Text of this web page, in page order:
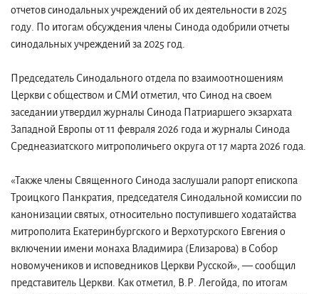
отчетов синодальных учреждений об их деятельности в 2025
году. По итогам обсуждения члены Синода одобрили отчеты
синодальных учреждений за 2025 год.
Председатель Синодального отдела по взаимоотношениям
Церкви с обществом и СМИ отметил, что Синод на своем
заседании утвердил журналы Синода Патриаршего экзархата
Западной Европы от 11 февраля 2026 года и журналы Синода
Среднеазиатского митрополичьего округа от 17 марта 2026 года.
«Также члены Священного Синода заслушали рапорт епископа
Троицкого Панкратия, председателя Синодальной комиссии по
канонизации святых, относительно поступившего ходатайства
митрополита Екатеринбургского и Верхотурского Евгения о
включении имени монаха Владимира (Елизарова) в Собор
новомучеников и исповедников Церкви Русской», — сообщил
представитель Церкви. Как отметил, В.Р. Легойда, по итогам